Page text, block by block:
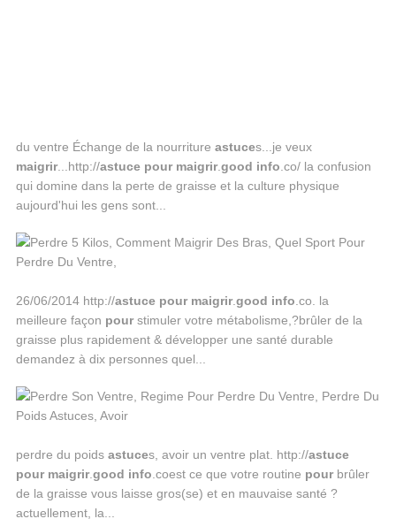
du ventre Échange de la nourriture astuces...je veux
maigrir...http://astuce pour maigrir.good info .co/ la confusion
qui domine dans la perte de graisse et la culture physique
aujourd'hui les gens sont...
26/06/2014 http://astuce pour maigrir.good info .co. la
meilleure façon pourstimuler votre métabolisme,?brûler de la
graisse plus rapidement & développer une santé durable
demandez à dix personnes quel...
perdre du poids astuces, avoir un ventre plat. http://astuce
pour maigrir.good info .coest ce que votre routine pourbrûler
de la graisse vous laisse gros(se) et en mauvaise santé ?
actuellement, la...